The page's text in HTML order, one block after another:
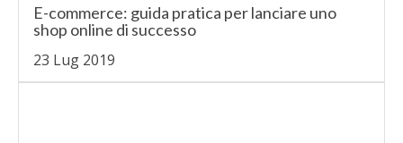
E-commerce: guida pratica per lanciare uno
shop online di successo
23 Lug 2019